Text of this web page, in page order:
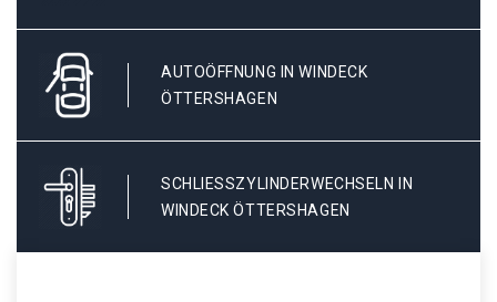
AUTOÖFFNUNG IN WINDECK
ÖTTERSHAGEN
SCHLIESSZYLINDERWECHSELN IN W
INDECK ÖTTERSHAGEN